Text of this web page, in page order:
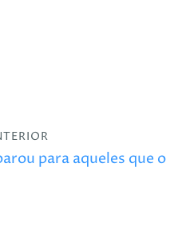
para aqueles que o